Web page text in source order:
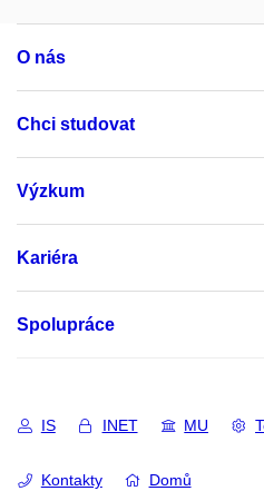
O nás
Chci studovat
Výzkum
Kariéra
Spolupráce
IS INET MU
Kontakty Domů